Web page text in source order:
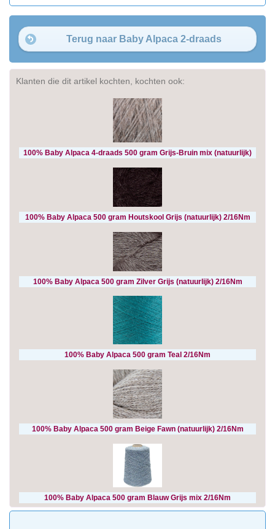
Terug naar Baby Alpaca 2-draads
Klanten die dit artikel kochten, kochten ook:
100% Baby Alpaca 4-draads 500 gram Grijs-Bruin mix (natuurlijk)
100% Baby Alpaca 500 gram Houtskool Grijs (natuurlijk) 2/16Nm
100% Baby Alpaca 500 gram Zilver Grijs (natuurlijk) 2/16Nm
100% Baby Alpaca 500 gram Teal 2/16Nm
100% Baby Alpaca 500 gram Beige Fawn (natuurlijk) 2/16Nm
100% Baby Alpaca 500 gram Blauw Grijs mix 2/16Nm